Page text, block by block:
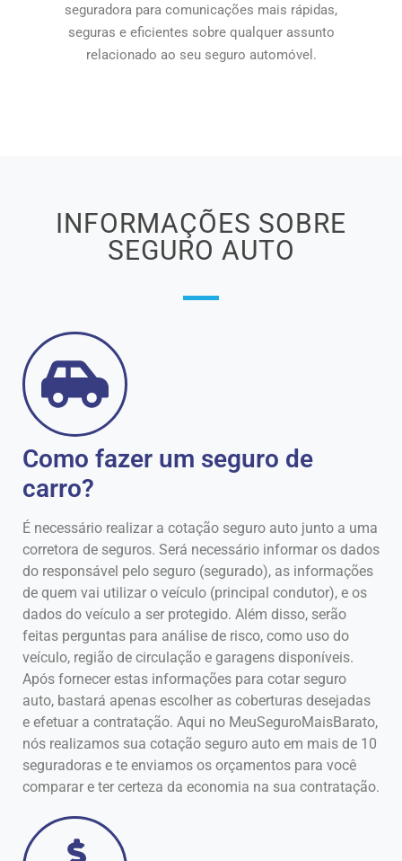
seguradora para comunicações mais rápidas,
seguras e eficientes sobre qualquer assunto
relacionado ao seu seguro automóvel.
INFORMAÇÕES SOBRE
SEGURO AUTO
Como fazer um seguro de
carro?
É necessário realizar a cotação seguro auto junto a uma
corretora de seguros. Será necessário informar os dados
do responsável pelo seguro (segurado), as informações
de quem vai utilizar o veículo (principal condutor), e os
dados do veículo a ser protegido. Além disso, serão
feitas perguntas para análise de risco, como uso do
veículo, região de circulação e garagens disponíveis.
Após fornecer estas informações para cotar seguro
auto, bastará apenas escolher as coberturas desejadas
e efetuar a contratação. Aqui no MeuSeguroMaisBarato,
nós realizamos sua cotação seguro auto em mais de 10
seguradoras e te enviamos os orçamentos para você
comparar e ter certeza da economia na sua contratação.